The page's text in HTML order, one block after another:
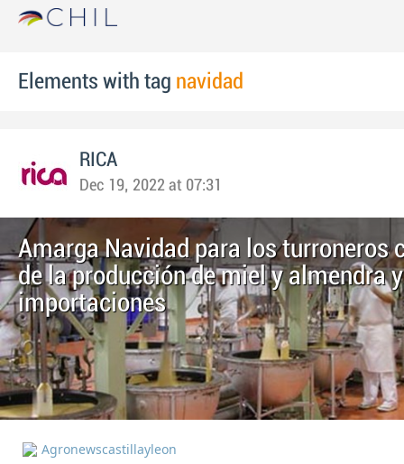
Elements with tag navidad
RICA
Dec 19, 2022 at 07:31
Amarga Navidad para los turroneros
de la producción de miel y almendra
importaciones
Agronewscastillayleon